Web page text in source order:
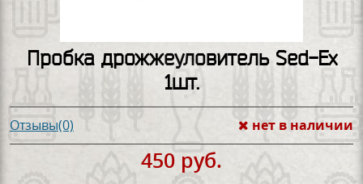
Пробка дрожжеуловитель Sed-Ex
1шт.
Отзывы(0) нет в наличии
450 руб.